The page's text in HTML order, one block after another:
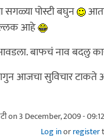
पोस्टी बघुन
आहे
बाफचं नाव बदलु
मागुन आजचा सुविचार
on 3 December, 2009 - 09:12
Log inorregister